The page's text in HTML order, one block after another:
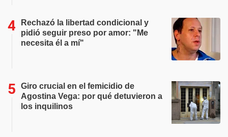
Rechazó la libertad condicional y
pidió seguir preso por amor: "Me
necesita él a mí"
Giro crucial en el femicidio de
Agostina Vega: por qué detuvieron a
los inquilinos